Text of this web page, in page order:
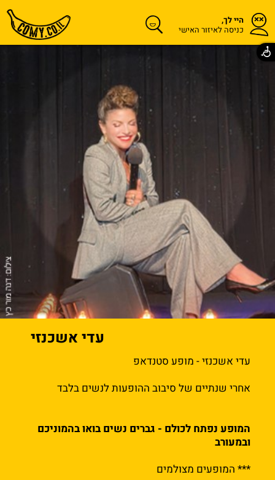
היי לך,
כניסה לאיזור האישי
עדי אשכנזי
עדי אשכנזי - מופע סטנדאפ
אחרי שנתיים של סיבוב ההופעות לנשים בלבד
המופע נפתח לכולם - גברים נשים בואו בהמוניכם
ובמעורב
*** המופעים מצולמים